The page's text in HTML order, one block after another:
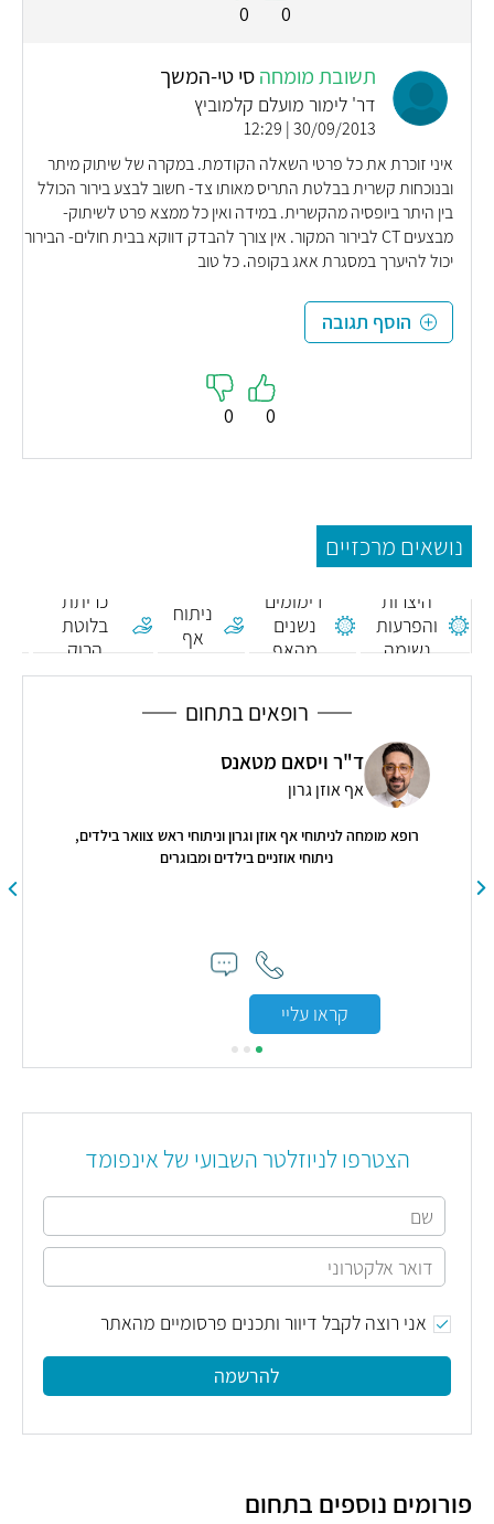
0
0
תשובת מומחהסי טי-המשך
דר' לימור מועלם קלמוביץ
30/09/2013 | 12:29
איני זוכרת את כל פרטי השאלה הקודמת. במקרה של שיתוק מיתר
ובנוכחות קשרית בבלטת התריס מאותו צד- חשוב לבצע בירור הכולל
בין היתר ביופסיה מהקשרית. במידה ואין כל ממצא פרט לשיתוק-
מבצעים CT לבירור המקור. אין צורך להבדק דווקא בבית חולים- הבירור
יכול להיערך במסגרת אאג בקופה. כל טוב
הוסף תגובה
0
0
נושאים מרכזיים
היצרות
והפרעות
נשימה
בגרון
דימומים
נשנים
מהאף
ניתוח
אף
כריתת
בלוטת
הרוק
(פארוטיס)
רופאים בתחום
ד"ר ויסאם מטאנס
אף אוזן גרון
רופא מומחה לניתוחי אף אוזן וגרון וניתוחי ראש צוואר בילדים,
ניתוחי אוזניים בילדים ומבוגרים
קראו עליי
הצטרפו לניוזלטר השבועי של אינפומד
אני רוצה לקבל דיוור ותכנים פרסומיים מהאתר
להרשמה
פורומים נוספים בתחום